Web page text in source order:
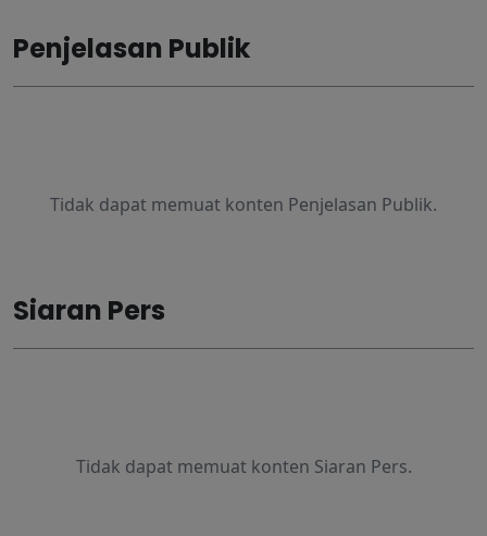
Penjelasan Publik
Tidak dapat memuat konten Penjelasan Publik.
Siaran Pers
Tidak dapat memuat konten Siaran Pers.